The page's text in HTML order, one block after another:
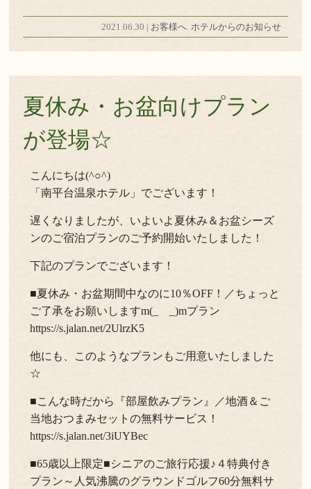
2021.06.30 | お客様へ. ホテルからのお知らせ
夏休み・お盆向けプラン
が登場☆
こんにちは(^○^)
「南平台温泉ホテル」でございます！
遅くなりましたが、いよいよ夏休み＆お盆シーズ
ンのご宿泊プランのご予約開始いたしました！
下記のプランでございます！
■夏休み・お盆期間中なのに10％OFF！／ちょっと
ご了承をお願いしますm(_ _)mプラン
https://s.jalan.net/2UlrzK5
他にも、このようなプランもご用意いたしました
☆
■こんな時だから『部屋飲みプラン』／地酒＆ご
当地おつまみセットの無料サービス！
https://s.jalan.net/3iUYBec
■65歳以上限定■シニアのご旅行応援♪４特典付き
プラン～人気沸騰のグラウンドゴルフ60分無料サ